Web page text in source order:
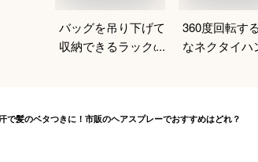
バッグを吊り下げて
収納できるラックの
360度回転す
なネクタイハ
で髪のベタつきに！市販のヘアスプレーでおすすめはどれ？